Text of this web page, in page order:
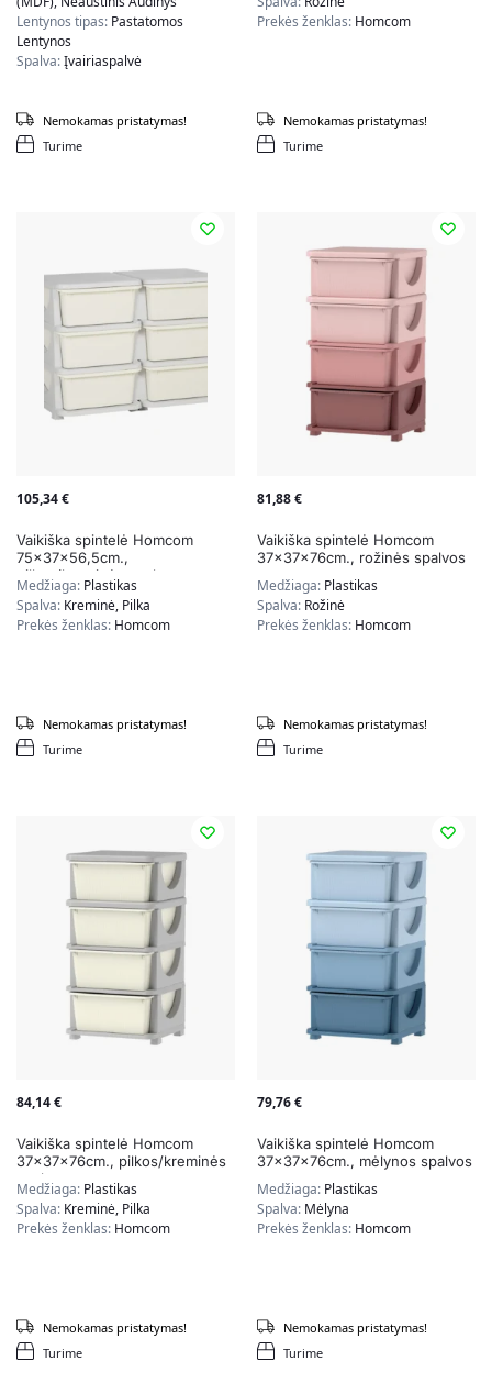
Lentynos tipas: Pastatomos
Lentynos
Spalva:Įvairiaspalvė
Turime
Nemokamas pristatymas!
Prekės ženklas: Homcom
Turime
Nemokamas pristatymas!
105,34€
Vaikiška spintelė Homcom
75x37x56,5cm.,
pilkos/kreminės spalvos
Medžiaga: Plastikas
Spalva: Kreminė, Pilka
Prekės ženklas: Homcom
Turime
Nemokamas pristatymas!
81,88€
Vaikiška spintelė Homcom
37x37x76cm., rožinės spalvos
Medžiaga: Plastikas
Spalva: Rožinė
Prekės ženklas: Homcom
Turime
Nemokamas pristatymas!
84,14€
Vaikiška spintelė Homcom
37x37x76cm., pilkos/kreminės
spalvos
Medžiaga: Plastikas
Spalva: Kreminė, Pilka
Prekės ženklas: Homcom
Turime
Nemokamas pristatymas!
79,76€
Vaikiška spintelė Homcom
37x37x76cm., mėlynos spalvos
Medžiaga: Plastikas
Spalva: Mėlyna
Prekės ženklas: Homcom
Turime
Nemokamas pristatymas!